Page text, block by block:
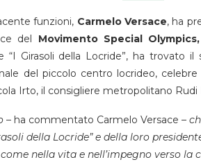
funzioni, Carmelo Versace, ha
del Movimento Special Olympics,
“I Girasoli della Locride”, ha trovato
del piccolo centro locrideo,
Irto, il consigliere metropolitano Rudi
– ha commentato Carmelo Versace –
della Locride” e della loro
nella vita e nell’impegno verso la